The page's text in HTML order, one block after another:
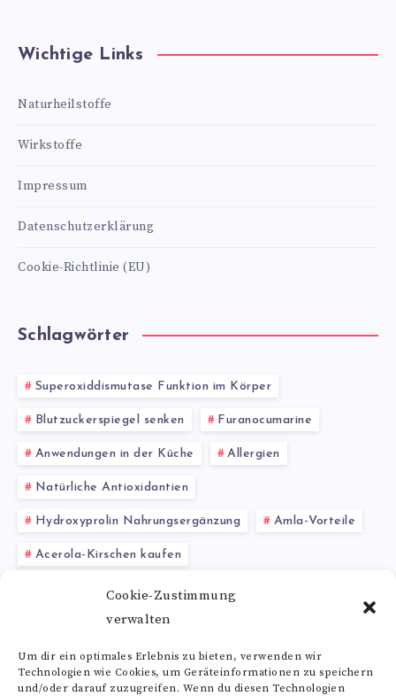
Cookie-Zustimmung
verwalten
Um dir ein optimales Erlebnis zu bieten, verwenden wir
Technologien wie Cookies, um Geräteinformationen zu speichern
und/oder darauf zuzugreifen. Wenn du diesen Technologien
Wichtige Links
Naturheilstoffe
Wirkstoffe
Impressum
Datenschutzerklärung
Cookie-Richtlinie (EU)
Schlagwörter
Superoxiddismutase Funktion im Körper
Blutzuckerspiegel senken Furanocumarine
Anwendungen in der Küche Allergien
Natürliche Antioxidantien
Hydroxyprolin Nahrungsergänzung Amla-Vorteile
Acerola-Kirschen kaufen
Gesundheitliche Vorteile von Phenolsäure
Flavonoidreiche Pflanzen
Alle Schlagwörter